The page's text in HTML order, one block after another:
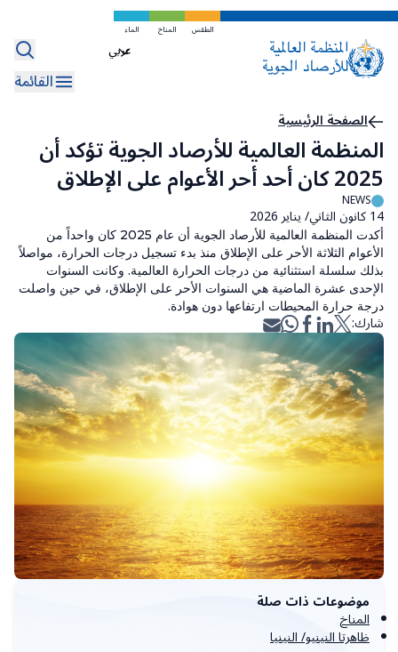
تخطي
المحتوى
الرئيسي
الطقس المناخ الماء
Select
your
القائمة
مسار
التنقل
الصفحة الرئيسية
المنظمة العالمية للأرصاد الجوية تؤكد أن
2025 كان أحد أحر الأعوام على الإطلاق
NEWS
14 كانون الثاني/ يناير 2026
أكدت المنظمة العالمية للأرصاد الجوية أن عام 2025 كان واحداً من
الأعوام الثلاثة الأحر على الإطلاق منذ بدء تسجيل درجات الحرارة، مواصلاً
بذلك سلسلة استثنائية من درجات الحرارة العالمية. وكانت السنوات
الإحدى عشرة الماضية هي السنوات الأحر على الإطلاق، في حين واصلت
درجة حرارة المحيطات ارتفاعها دون هوادة.
شارك:
موضوعات ذات صلة
المناخ
ظاهرتا النينيو/ النينيا